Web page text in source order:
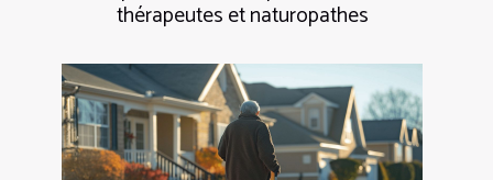
thérapeutes et naturopathes